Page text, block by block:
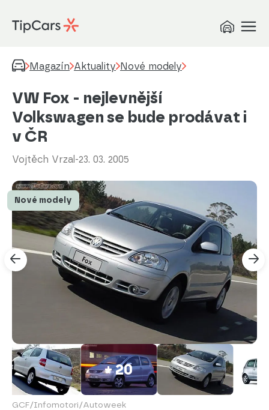
Magazín Aktuality Nové modely
VW Fox - nejlevnější
Volkswagen se bude prodávat i
v ČR
Vojtěch Vrzal -23. 03. 2005
+ 20
GCF/Infomotori/Autoweek
Nové modely